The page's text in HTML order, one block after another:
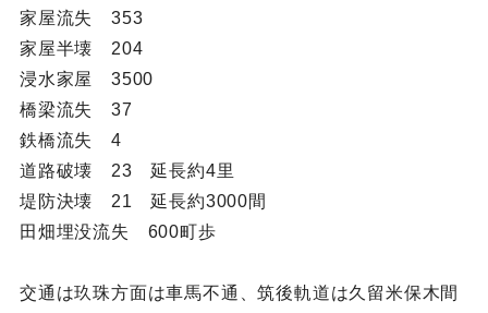
家屋流失 353
家屋半壊 204
浸水家屋 3500
橋梁流失 37
鉄橋流失 4
道路破壊 23 延長約4里
堤防決壊 21 延長約3000間
田畑埋没流失 600町歩
交通は玖珠方面は車馬不通、筑後軌道は久留米保木間